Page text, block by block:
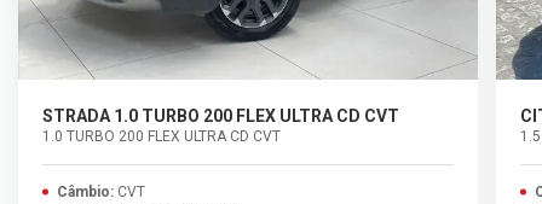
STRADA 1.0 TURBO 200 FLEX ULTRA CD CVT
1.0 TURBO 200 FLEX ULTRA CD CVT
Câmbio: CVT